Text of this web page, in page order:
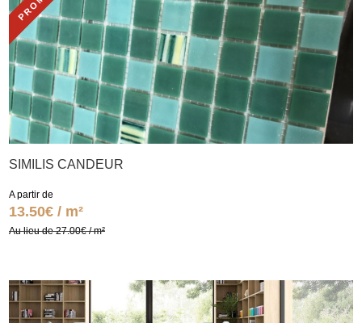
SIMILIS CANDEUR
A partir de
13.50€ / m²
Au lieu de 27.00€ / m²